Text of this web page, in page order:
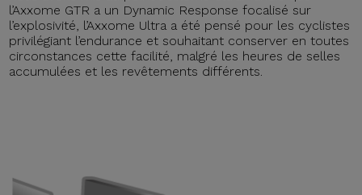
l’Axxome GTR a un Dynamic Response focalisé sur
l’explosivité, l’Axxome Ultra a été pensé pour les cyclistes
privilégiant l’endurance et souhaitant conserver en toutes
circonstances cette facilité, malgré les heures de selles
accumulées et les revêtements différents.